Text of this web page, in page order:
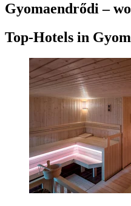
Gyomaendrődi –
Top-Hotels in